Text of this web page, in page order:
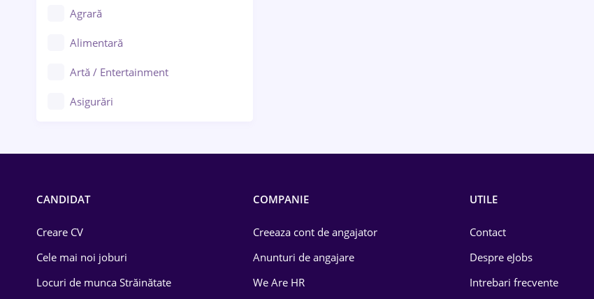
Agrară
Alimentară
Artă / Entertainment
Asigurări
Drept
CANDIDAT
Creare CV
Cele mai noi joburi
Locuri de munca Străinătate
COMPANIE
Creeaza cont de angajator
Anunturi de angajare
We Are HR
UTILE
Contact
Despre eJobs
Intrebari frecvente